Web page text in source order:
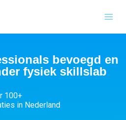
bevoegd en
fysiek skillslab
100+
in Nederland